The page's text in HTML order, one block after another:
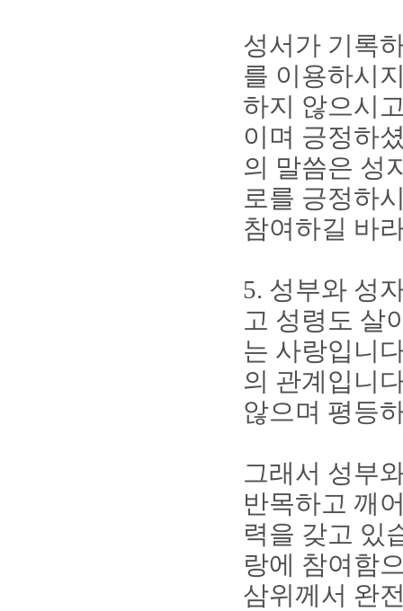
성서가 기록
를 이용하시
하지 않으시
이며 긍정하
의 말씀은 성
로를 긍정하
참여하길 바
5. 성부와 성
고 성령도 살
는 사랑입니
의 관계입니
않으며 평등
그래서 성부
반목하고 깨
력을 갖고 있
랑에 참여함
삼위께서 완